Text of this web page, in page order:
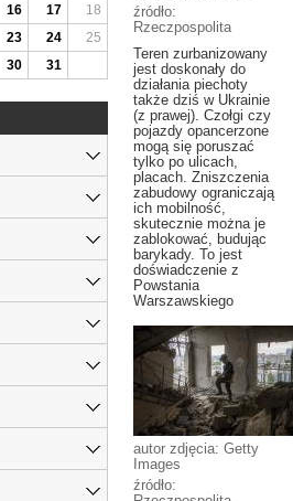
źródło:
Rzeczpospolita
Teren zurbanizowany
jest doskonały do
działania piechoty
także dziś w Ukrainie
(z prawej). Czołgi czy
pojazdy opancerzone
mogą się poruszać
tylko po ulicach,
placach. Zniszczenia
zabudowy ograniczają
ich mobilność,
skutecznie można je
zablokować, budując
barykady. To jest
doświadczenie z
Powstania
Warszawskiego
autor zdjęcia: Getty
Images
źródło:
16 17
18
23 24
25
30 31